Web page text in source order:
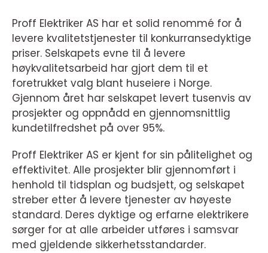
Proff Elektriker AS har et solid renommé for å
levere kvalitetstjenester til konkurransedyktige
priser. Selskapets evne til å levere
høykvalitetsarbeid har gjort dem til et
foretrukket valg blant huseiere i Norge.
Gjennom året har selskapet levert tusenvis av
prosjekter og oppnådd en gjennomsnittlig
kundetilfredshet på over 95%.
Proff Elektriker AS er kjent for sin pålitelighet og
effektivitet. Alle prosjekter blir gjennomført i
henhold til tidsplan og budsjett, og selskapet
streber etter å levere tjenester av høyeste
standard. Deres dyktige og erfarne elektrikere
sørger for at alle arbeider utføres i samsvar
med gjeldende sikkerhetsstandarder.